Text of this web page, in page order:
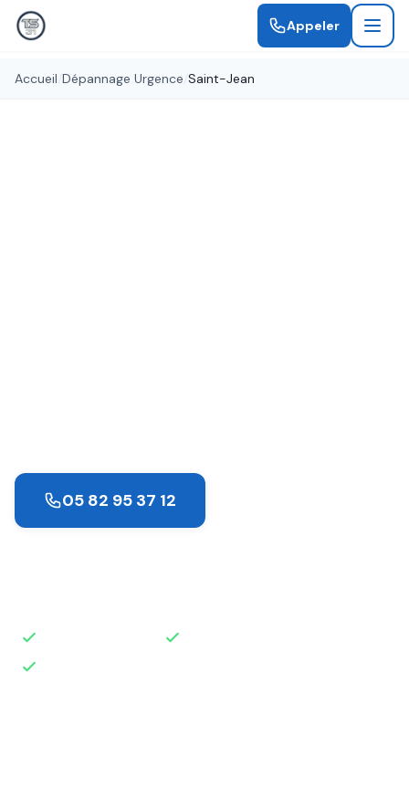
Appeler
Accueil Dépannage Urgence Saint-Jean
05 82 95 37 12